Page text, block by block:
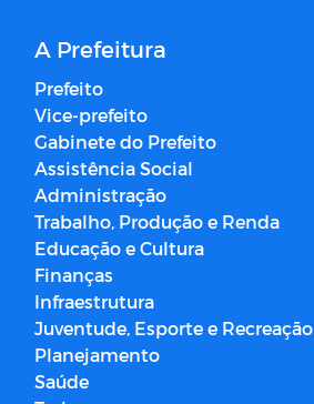
A Prefeitura
Prefeito
Vice-prefeito
Gabinete do Prefeito
Assistência Social
Administração
Trabalho, Produção e Renda
Educação e Cultura
Finanças
Infraestrutura
Juventude, Esporte e Recreação
Planejamento
Saúde